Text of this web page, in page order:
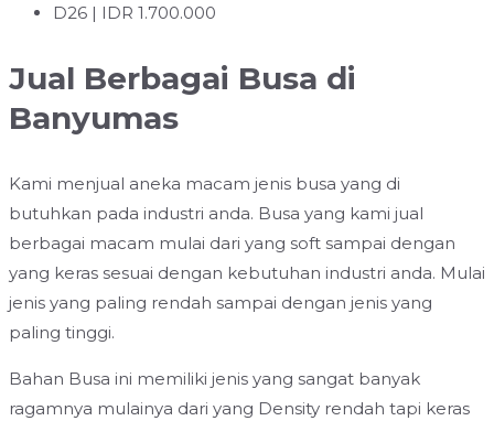
D26 | IDR 1.700.000
Jual Berbagai Busa di
Banyumas
Kami menjual aneka macam jenis busa yang di
butuhkan pada industri anda. Busa yang kami jual
berbagai macam mulai dari yang soft sampai dengan
yang keras sesuai dengan kebutuhan industri anda. Mulai
jenis yang paling rendah sampai dengan jenis yang
paling tinggi.
Bahan Busa ini memiliki jenis yang sangat banyak
ragamnya mulainya dari yang Density rendah tapi keras